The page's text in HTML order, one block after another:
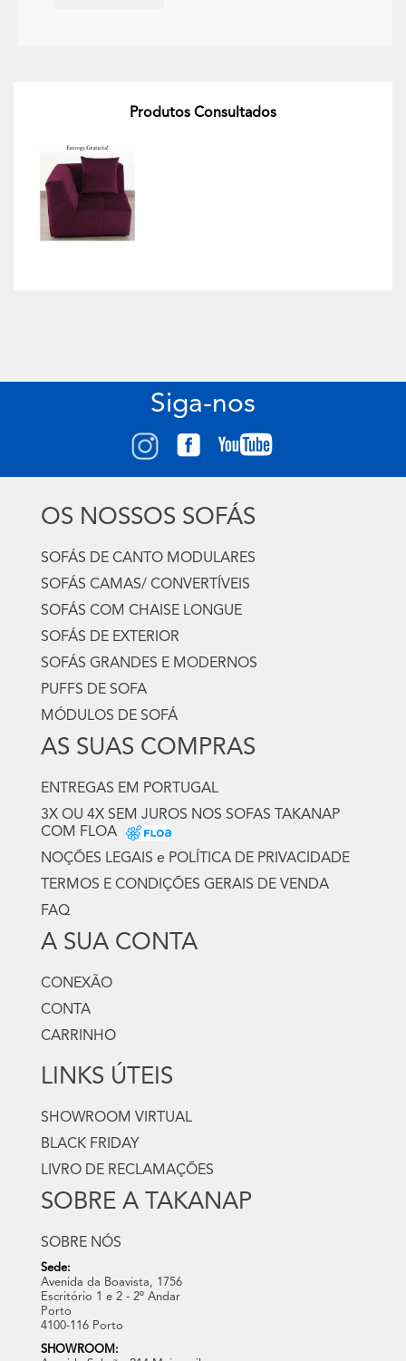
Produtos Consultados
Siga-nos
OS NOSSOS SOFÁS
SOFÁS DE CANTO MODULARES
SOFÁS CAMAS/ CONVERTÍVEIS
SOFÁS COM CHAISE LONGUE
SOFÁS DE EXTERIOR
SOFÁS GRANDES E MODERNOS
PUFFS DE SOFA
MÓDULOS DE SOFÁ
AS SUAS COMPRAS
ENTREGAS EM PORTUGAL
3X OU 4X SEM JUROS NOS SOFAS TAKANAP
COM FLOA
NOÇÕES LEGAIS e POLÍTICA DE PRIVACIDADE
TERMOS E CONDIÇÕES GERAIS DE VENDA
FAQ
A SUA CONTA
CONEXÃO
CONTA
CARRINHO
LINKS ÚTEIS
SHOWROOM VIRTUAL
BLACK FRIDAY
LIVRO DE RECLAMAÇÕES
SOBRE A TAKANAP
SOBRE NÓS
Sede:
Avenida da Boavista, 1756
Escritório 1 e 2 - 2º Andar
Porto
4100-116 Porto
SHOWROOM: